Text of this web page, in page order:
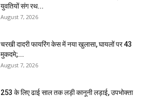
युवतियों संग रथ...
August 7, 2026
चरखी दादरी फायरिंग केस में नया खुलासा, घायलों पर 43
मुकदमे;...
August 7, 2026
₹253 के लिए ढाई साल तक लड़ी कानूनी लड़ाई, उपभोक्ता